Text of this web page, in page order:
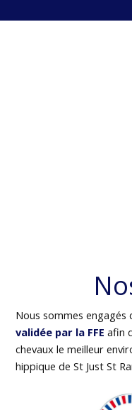
Nous sommes engagés
validée par la FFE afin
chevaux le meilleur
hippique de St Just St